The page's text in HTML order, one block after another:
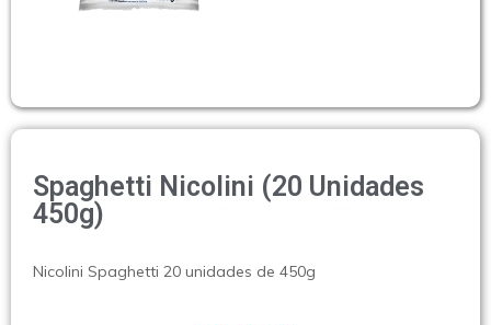
Spaghetti Nicolini (20 Unidades
450g)
Nicolini Spaghetti 20 unidades de 450g